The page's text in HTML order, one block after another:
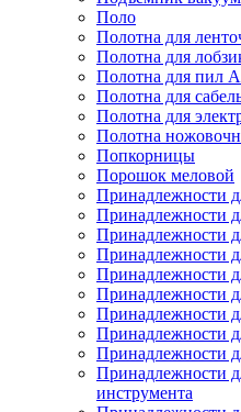
Поло
Полотна для
Полотна для
Полотна для пил
Полотна для
Полотна для
Полотна
Попкорницы
Порошок меловой
Принадлежности
Принадлежности
Принадлежности
Принадлежности
Принадлежности
Принадлежности
Принадлежности
Принадлежности
Принадлежности
Принадлежности
инструмента